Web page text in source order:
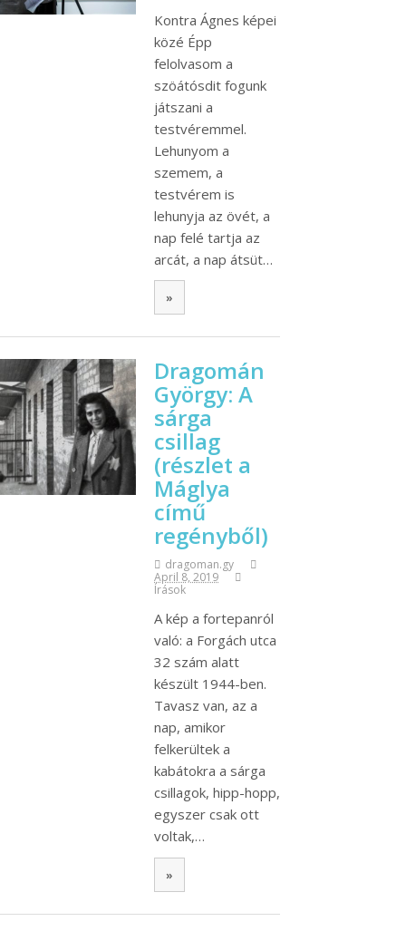
Kontra Ágnes képei
közé Épp
felolvasom a
szöátósdit fogunk
játszani a
testvéremmel.
Lehunyom a
szemem, a
testvérem is
lehunyja az övét, a
nap felé tartja az
arcát, a nap átsüt…
»
Dragomán
György: A
sárga
csillag
(részlet a
Máglya
című
regényből)
dragoman.gy
April 8, 2019
Írások
A kép a fortepanról
való: a Forgách utca
32 szám alatt
készült 1944-ben.
Tavasz van, az a
nap, amikor
felkerültek a
kabátokra a sárga
csillagok, hipp-hopp,
egyszer csak ott
voltak,…
»